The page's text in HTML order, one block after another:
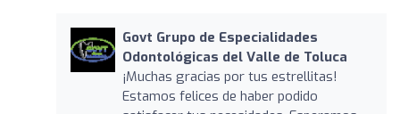
Govt Grupo de Especialidades
Odontológicas del Valle de Toluca
¡Muchas gracias por tus estrellitas!
Estamos felices de haber podido